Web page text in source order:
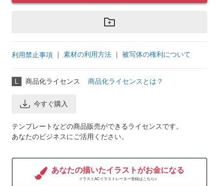
利用禁止事項 ｜ 素材の利用方法 ｜ 被写体の権利について
L 商品化ライセンス 商品化ライセンスとは？
今すぐ購入
テンプレートなどの商品販売ができるライセンスです。
あなたのビジネスにご活用ください。
あなたの描いたイラストがお金になる
イラストACイラストレーター登録はこちら>